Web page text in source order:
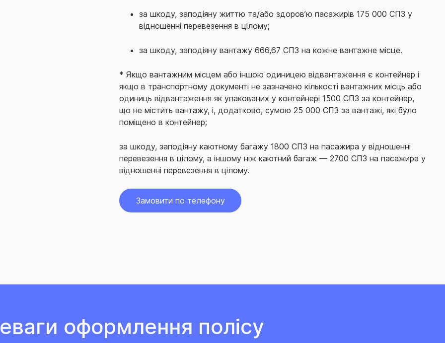
за шкоду, заподіяну життю та/або здоров’ю пасажирів 175 000 СПЗ у
відношенні перевезення в цілому;
за шкоду, заподіяну вантажу 666,67 СПЗ на кожне вантажне місце.
* Якщо вантажним місцем або іншою одиницею відвантаження є контейнер і
якщо в транспортному документі не зазначено кількості вантажних місць або
одиниць відвантаження як упакованих у контейнері 1500 СПЗ за контейнер,
що не містить вантажу, і, додатково, сумою 25 000 СПЗ за вантажі, які було
поміщено в контейнер;
за шкоду, заподіяну каютному багажу 1800 СПЗ на пасажира у відношенні
перевезення в цілому, а іншому ніж каютний багаж — 2700 СПЗ на пасажира у
відношенні перевезення в цілому.
Замовити по телефону
оформлення полісу